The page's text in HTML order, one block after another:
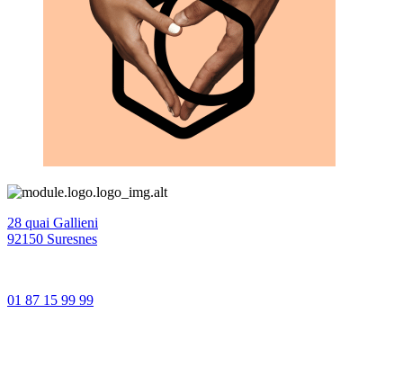
28 quai Gallieni
92150 Suresnes
01 87 15 99 99